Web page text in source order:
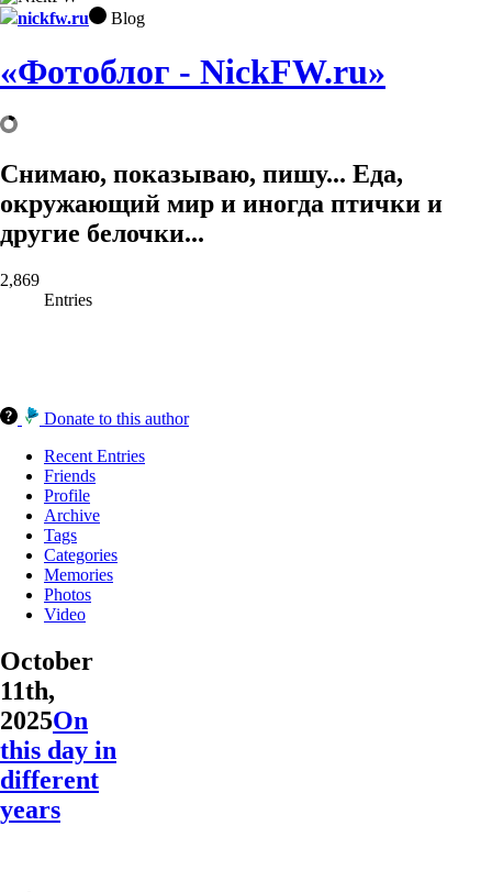
nickfw.ru Blog
«Фотоблог - NickFW.ru»
Снимаю, показываю, пишу... Еда,
окружающий мир и иногда птички и
другие белочки...
2,869
Entries
Donate to this author
Recent Entries
Friends
Profile
Archive
Tags
Categories
Memories
Photos
Video
October
11th,
2025On
this day in
different
years